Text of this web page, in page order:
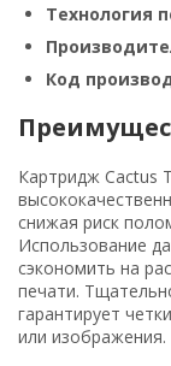
Технология
Код
Картридж Cactus
снижая риск
Использование
сэкономить на
печати.
гарантирует
или изображения.